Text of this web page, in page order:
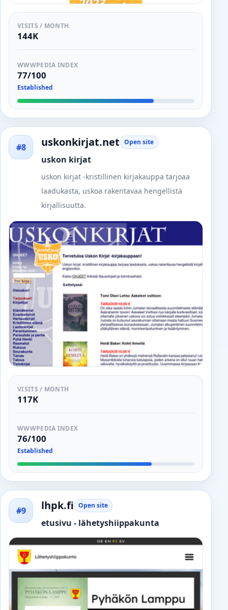
VISITS / MONTH
144K
WWWPEDIA INDEX
77/100
Established
#8 uskonkirjat.net Open site
uskon kirjat
uskon kirjat -kristillinen kirjakauppa tarjoaa
laadukasta, uskoa rakentavaa hengellistä
kirjallisuutta.
VISITS / MONTH
117K
WWWPEDIA INDEX
76/100
Established
#9 lhpk.fi Open site
etusivu - lähetyshiippakunta